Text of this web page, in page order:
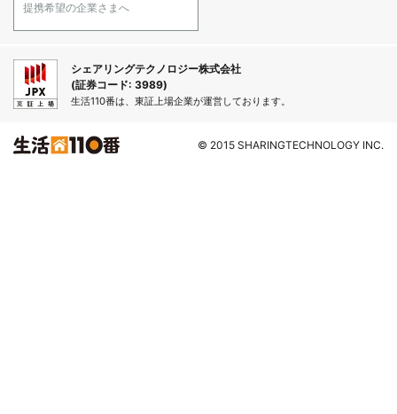
提携希望の企業さまへ
シェアリングテクノロジー株式会社
(証券コード: 3989)
生活110番は、東証上場企業が運営しております。
© 2015 SHARINGTECHNOLOGY INC.